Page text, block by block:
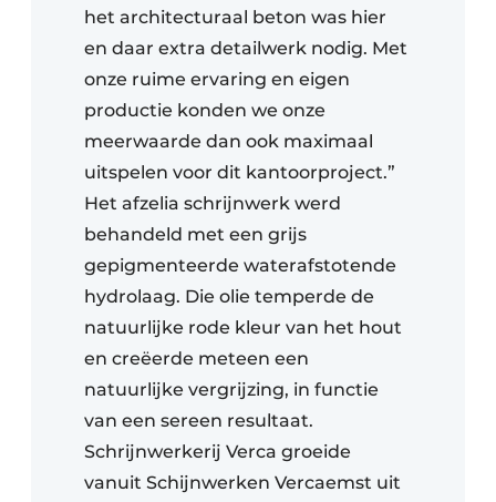
het architecturaal beton was hier
en daar extra detailwerk nodig. Met
onze ruime ervaring en eigen
productie konden we onze
meerwaarde dan ook maximaal
uitspelen voor dit kantoorproject.”
Het afzelia schrijnwerk werd
behandeld met een grijs
gepigmenteerde waterafstotende
hydrolaag. Die olie temperde de
natuurlijke rode kleur van het hout
en creëerde meteen een
natuurlijke vergrijzing, in functie
van een sereen resultaat.
Schrijnwerkerij Verca groeide
vanuit Schijnwerken Vercaemst uit